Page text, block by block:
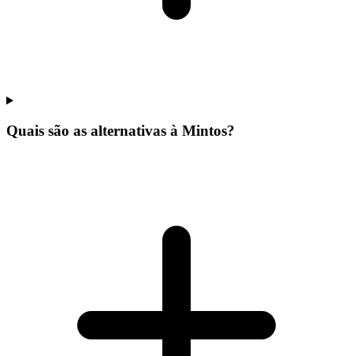
Quais são as alternativas à Mintos?